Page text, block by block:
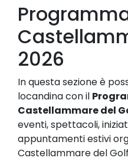
2026
In questa sezione è
locandina con il
Castellammare del
eventi, spettacoli,
appuntamenti estivi
Castellammare del